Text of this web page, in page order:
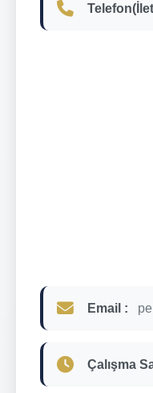
Email :
Çalışma